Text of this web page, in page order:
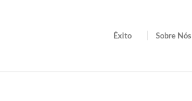
Êxito Sobre Nós